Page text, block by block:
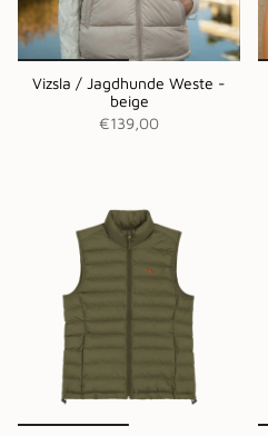
Vizsla / Jagdhunde Weste -
beige
€139,00